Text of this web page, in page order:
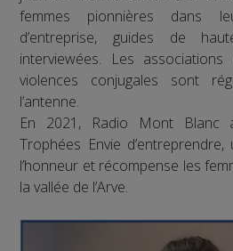
femmes pionnières dans
d’entreprise, guides de
interviewées. Les
violences conjugales sont
l’antenne.
En 2021, Radio Mont Blanc
Trophées Envie
l’honneur et récompense les
la vallée de l’Arve.